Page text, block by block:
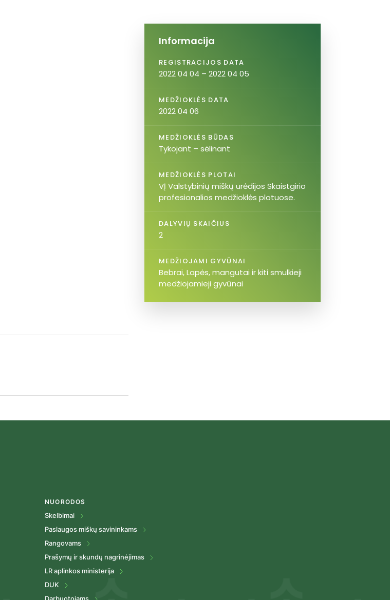
Informacija
REGISTRACIJOS DATA
2022 04 04 – 2022 04 05
MEDŽIOKLĖS DATA
2022 04 06
MEDŽIOKLĖS BŪDAS
Tykojant – sėlinant
MEDŽIOKLĖS PLOTAI
VĮ Valstybinių miškų urėdijos Skaistgirio
profesionalios medžioklės plotuose.
DALYVIŲ SKAIČIUS
2
MEDŽIOJAMI GYVŪNAI
Bebrai, Lapės, mangutai ir kiti smulkieji
medžiojamieji gyvūnai
NUORODOS
Skelbimai
Paslaugos miškų savininkams
Rangovams
Prašymų ir skundų nagrinėjimas
LR aplinkos ministerija
DUK